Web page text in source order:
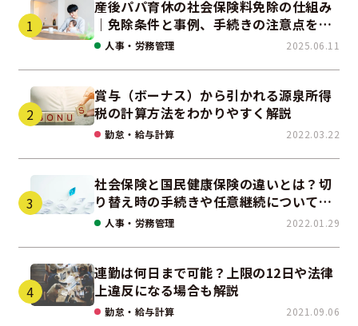
産後パパ育休の社会保険料免除の仕組み
｜免除条件と事例、手続きの注意点を解
説人事・労務管理 2025.06.11
賞与（ボーナス）から引かれる源泉所得
税の計算方法をわかりやすく解説
勤怠・給与計算 2022.03.22
社会保険と国民健康保険の違いとは？切
り替え時の手続きや任意継続について解
説！
人事・労務管理 2022.01.29
連勤は何日まで可能？上限の12日や法律
上違反になる場合も解説
勤怠・給与計算 2021.09.06